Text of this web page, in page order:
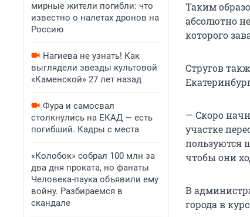
мирные жители погибли: что
известно о налетах дронов на
Россию
Нагиева не узнать! Как
выглядели звезды культовой
«Каменской» 27 лет назад
Фура и самосвал
столкнулись на ЕКАД — есть
погибший. Кадры с места
«Колобок» собрал 100 млн за
два дня проката, но фанаты
Человека-паука объявили ему
войну. Разбираемся в
скандале
Таким
абсолютно
которого
Стругов
— Скоро
участке
пользуются
чтобы они
В
города в